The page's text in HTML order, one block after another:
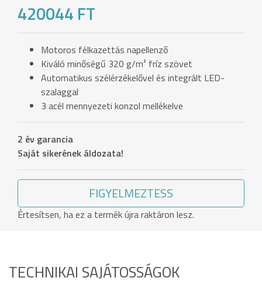
420044 FT
Motoros félkazettás napellenző
Kiváló minőségű 320 g/m² fríz szövet
Automatikus szélérzékelővel és integrált LED-
szalaggal
3 acél mennyezeti konzol mellékelve
2 év garancia
Saját sikerének áldozata!
FIGYELMEZTESS
Értesítsen, ha ez a termék újra raktáron lesz.
TECHNIKAI SAJÁTOSSÁGOK